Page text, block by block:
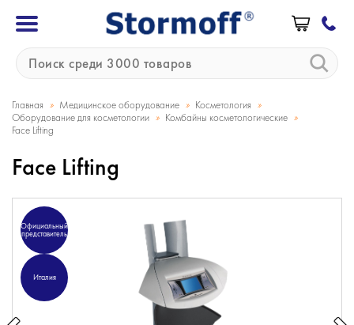
Главная » Медицинское оборудование » Косметология »
Оборудование для косметологии » Комбайны косметологические »
Face Lifting
Face Lifting
Официальный
представитель
Италия